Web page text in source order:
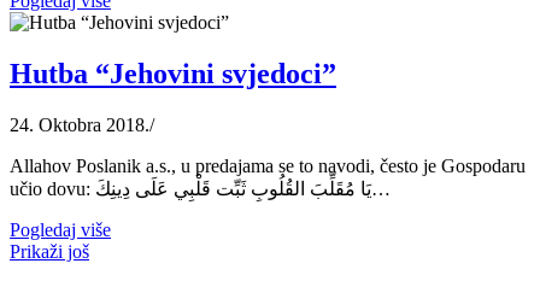
Hutba “Jehovini svjedoci”
24. Oktobra 2018./
Allahov Poslanik a.s., u predajama se to navodi, često je Gospodaru
učio dovu: يَا مُقَلِّبَ القُلُوبِ ثَبِّت قَلْبِي عَلَى دِينِكَ…
Pogledaj više
Prikaži još